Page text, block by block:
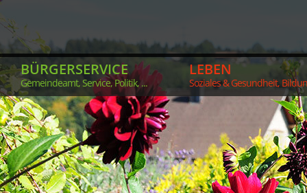
BÜRGERSERVICE
Gemeindeamt, Service, Politik, ...
LEBEN
Soziales & Gesundheit,